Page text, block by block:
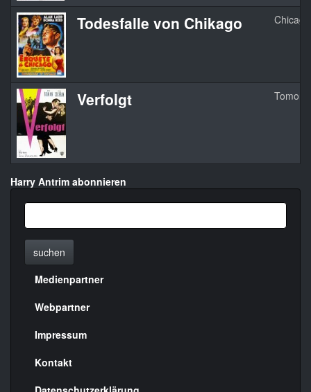
Todesfalle von Chikago
Verfolgt
Harry Antrim abonnieren
suchen
Menülinks
rechte
Seite
Medienpartner
Webpartner
Impressum
Kontakt